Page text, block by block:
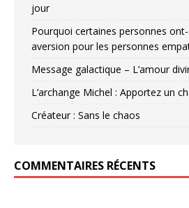
jour
Pourquoi certaines personnes ont-
aversion pour les personnes
Message galactique – L’amour
L’archange Michel : Apportez un
Créateur : Sans le chaos
COMMENTAIRES RÉCENTS